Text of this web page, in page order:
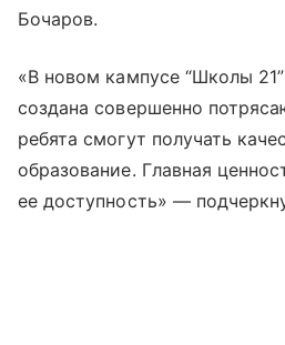
Бочаров.
«В новом кампусе “Школы
создана совершенно
ребята смогут получать
образование. Главная
ее доступность» —